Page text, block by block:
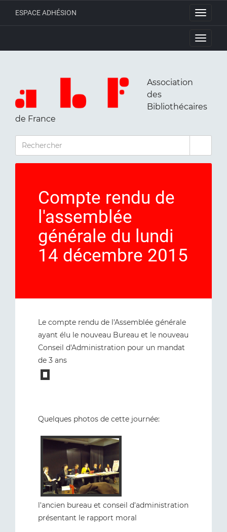
Toggle
ESPACE ADHÉSION
Toggle
Association
des
Bibliothécaires
de France
RECHERCHER
Compte rendu de
l'assemblée
générale du lundi
14 décembre 2015
Le compte rendu de l'Assemblée générale
ayant élu le nouveau Bureau et le nouveau
Conseil d'Administration pour un mandat
de 3 ans
Quelques photos de cette journée:
l'ancien bureau et conseil d'administration
présentant le rapport moral